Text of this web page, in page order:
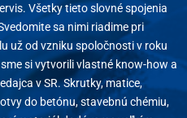
Všetky tieto slovné spojenia
sa nimi riadime pri
už od vzniku spoločnosti v roku
si vytvorili vlastné know-how a
v SR. Skrutky, matice,
do betónu, stavebnú chémiu,